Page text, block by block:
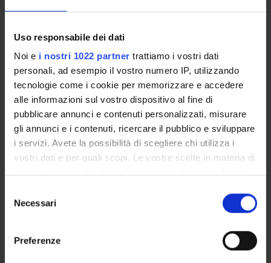
Uso responsabile dei dati
Noi e i nostri 1022 partner trattiamo i vostri dati
personali, ad esempio il vostro numero IP, utilizzando
tecnologie come i cookie per memorizzare e accedere
alle informazioni sul vostro dispositivo al fine di
pubblicare annunci e contenuti personalizzati, misurare
gli annunci e i contenuti, ricercare il pubblico e sviluppare
i servizi. Avete la possibilità di scegliere chi utilizza i
vostri dati e per quali scopi. Le vostre scelte in materia di
modificare o revocare il proprio consenso in qualsiasi
momento dalla Dichiarazione sui cookie o facendo clic
delNecessari
Preferenze
Piani didattici
Calendario esami
Bacheca avvisi
Proposte tesi e stage
Organi collegiali e di governo
Docenti
OFFERTA FORMATIVA
DOTTORATI DI RICERCA E FORMAZIONE